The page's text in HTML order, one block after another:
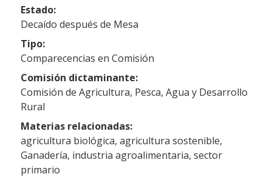
Estado:
Decaído después de Mesa
Tipo:
Comparecencias en Comisión
Comisión dictaminante:
Comisión de Agricultura, Pesca, Agua y Desarrollo
Rural
Materias relacionadas:
agricultura biológica, agricultura sostenible,
Ganadería, industria agroalimentaria, sector
primario